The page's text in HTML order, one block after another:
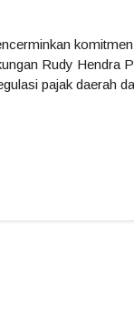
Rudy Hendra
pajak daerah